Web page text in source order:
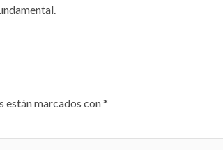
están marcados con*